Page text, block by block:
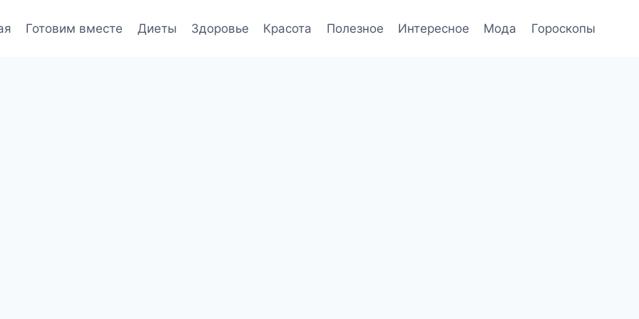
Готовим вместе Диеты Здоровье Красота Полезное Интересное Мода Гороскопы